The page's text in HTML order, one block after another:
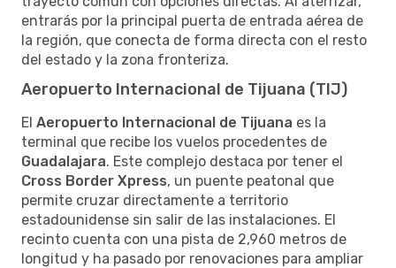
entrarás por la principal puerta de entrada aérea de
la región, que conecta de forma directa con el resto
del estado y la zona fronteriza.
Aeropuerto Internacional de Tijuana (TIJ)
El Aeropuerto Internacional de Tijuana es la
terminal que recibe los vuelos procedentes de
Guadalajara. Este complejo destaca por tener el
Cross Border Xpress, un puente peatonal que
permite cruzar directamente a territorio
estadounidense sin salir de las instalaciones. El
recinto cuenta con una pista de 2,960 metros de
longitud y ha pasado por renovaciones para ampliar